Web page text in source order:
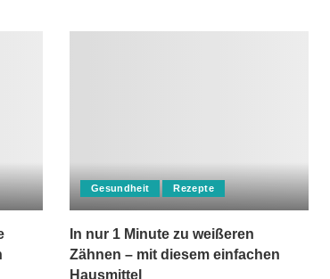
Gesundheit Rezepte
In nur 1 Minute zu weißeren
Zähnen – mit diesem einfachen
Hausmittel